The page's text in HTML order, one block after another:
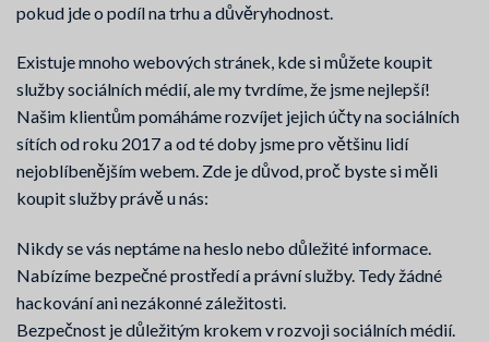
pokud jde o podíl na trhu a důvěryhodnost.
Existuje mnoho webových stránek, kde si můžete koupit
služby sociálních médií, ale my tvrdíme, že jsme nejlepší!
Našim klientům pomáháme rozvíjet jejich účty na sociálních
sítích od roku 2017 a od té doby jsme pro většinu lidí
nejoblíbenějším webem. Zde je důvod, proč byste si měli
koupit služby právě u nás:
Nikdy se vás neptáme na heslo nebo důležité informace.
Nabízíme bezpečné prostředí a právní služby. Tedy žádné
hackování ani nezákonné záležitosti.
Bezpečnost je důležitým krokem v rozvoji sociálních médií.